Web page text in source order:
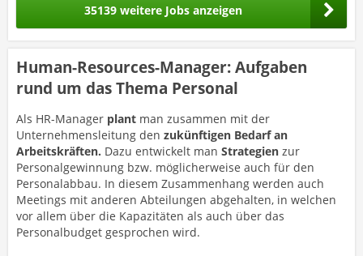
35139 weitere Jobs anzeigen
Human-Resources-Manager: Aufgaben
rund um das Thema Personal
Als HR-Manager plant man zusammen mit der
Unternehmensleitung den zukünftigen Bedarf an
Arbeitskräften. Dazu entwickelt man Strategien zur
Personalgewinnung bzw. möglicherweise auch für den
Personalabbau. In diesem Zusammenhang werden auch
Meetings mit anderen Abteilungen abgehalten, in welchen
vor allem über die Kapazitäten als auch über das
Personalbudget gesprochen wird.